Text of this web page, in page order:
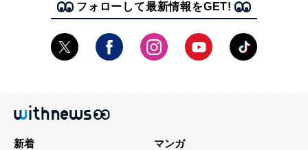
フォローして最新情報をGET!
新着 マンガ